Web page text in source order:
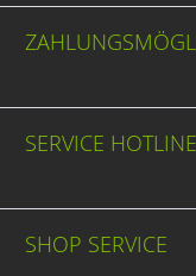
SERVICE HOTLINE
SHOP SERVICE